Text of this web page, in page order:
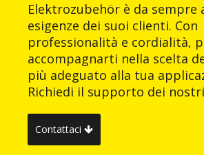
Elektrozubehör è da sempre
esigenze dei suoi clienti. Con
professionalità e cordialità,
accompagnarti nella scelta
più adeguato alla tua
Richiedi il supporto dei
Contattaci